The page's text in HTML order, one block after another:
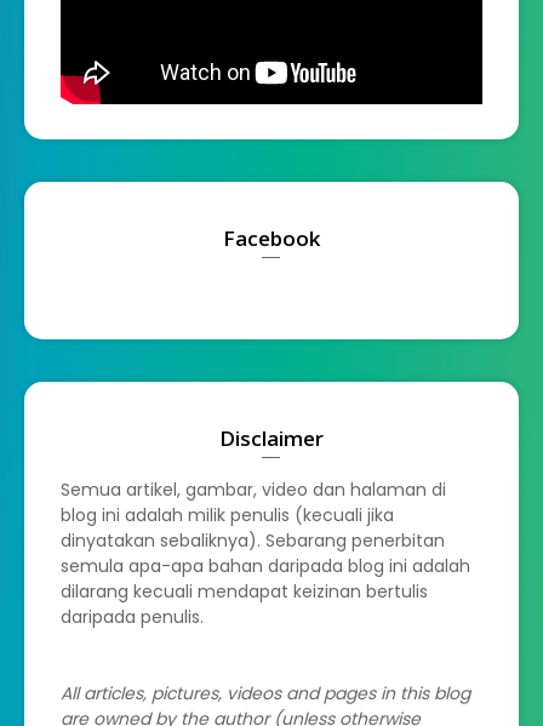
Facebook
Disclaimer
Semua artikel, gambar, video dan halaman di
blog ini adalah milik penulis (kecuali jika
dinyatakan sebaliknya). Sebarang penerbitan
semula apa-apa bahan daripada blog ini adalah
dilarang kecuali mendapat keizinan bertulis
daripada penulis.
All articles, pictures, videos and pages in this blog
are owned by the author (unless otherwise